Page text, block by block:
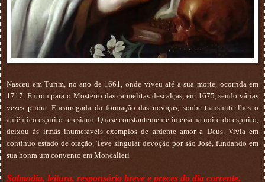
Nasceu em Turim, no ano de 1661, onde viveu até a sua morte, ocorrida em
1717. Entrou para o Mosteiro das carmelitas descalças, em 1675, sendo várias
vezes priora. Encarregada da formação das noviças, soube transmitir-lhes o
autêntico espírito teresiano. Quase constantemente imersa na noite do espírito,
deixou às irmãs inumeráveis exemplos de ardente amor a Deus. Vivia em
contínuo estado de oração. Teve singular devoção por são José, fundando em
sua honra um convento em Moncalieri
Salmodia, leitura, responsório breve e preces do dia corrente.